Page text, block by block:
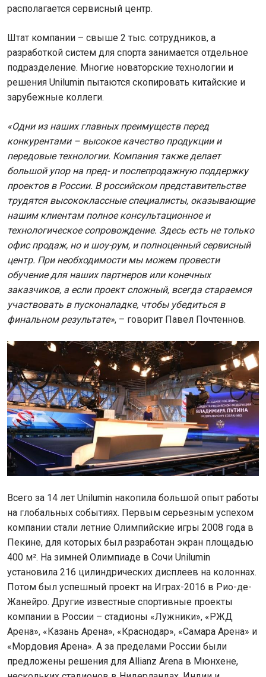
располагается сервисный центр.
Штат компании – свыше 2 тыс. сотрудников, а
разработкой систем для спорта занимается отдельное
подразделение. Многие новаторские технологии и
решения Unilumin пытаются скопировать китайские и
зарубежные коллеги.
«Одни из наших главных преимуществ перед
конкурентами – высокое качество продукции и
передовые технологии. Компания также делает
большой упор на пред- и послепродажную поддержку
проектов в России. В российском представительстве
трудятся высококлассные специалисты, оказывающие
нашим клиентам полное консультационное и
технологическое сопровождение. Здесь есть не только
офис продаж, но и шоу-рум, и полноценный сервисный
центр. При необходимости мы можем провести
обучение для наших партнеров или конечных
заказчиков, а если проект сложный, всегда стараемся
участвовать в пусконаладке, чтобы убедиться в
финальном результате», – говорит Павел Почтеннов.
Всего за 14 лет Unilumin накопила большой опыт работы
на глобальных событиях. Первым серьезным успехом
компании стали летние Олимпийские игры 2008 года в
Пекине, для которых был разработан экран площадью
400 м². На зимней Олимпиаде в Сочи Unilumin
установила 216 цилиндрических дисплеев на колоннах.
Потом был успешный проект на Играх-2016 в Рио-де-
Жанейро. Другие известные спортивные проекты
компании в России – стадионы «Лужники», «РЖД
Арена», «Казань Арена», «Краснодар», «Самара Арена» и
«Мордовия Арена». А за пределами России были
предложены решения для Allianz Arena в Мюнхене,